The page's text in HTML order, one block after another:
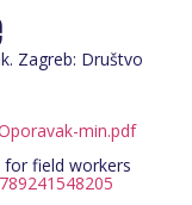
Zagreb: Društvo
min.pdf
for field workers